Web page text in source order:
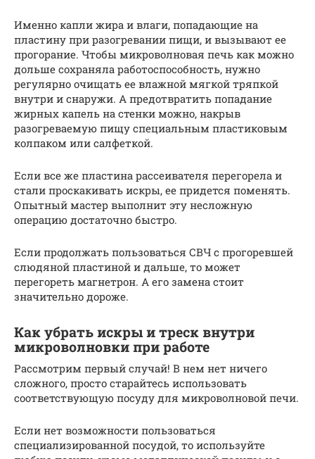
Именно капли жира и влаги, попадающие на
пластину при разогревании пищи, и вызывают ее
прогорание. Чтобы микроволновая печь как можно
дольше сохраняла работоспособность, нужно
регулярно очищать ее влажной мягкой тряпкой
внутри и снаружи. А предотвратить попадание
жирных капель на стенки можно, накрыв
разогреваемую пищу специальным пластиковым
колпаком или салфеткой.
Если все же пластина рассеивателя перегорела и
стали проскакивать искры, ее придется поменять.
Опытный мастер выполнит эту несложную
операцию достаточно быстро.
Если продолжать пользоваться СВЧ с прогоревшей
слюдяной пластиной и дальше, то может
перегореть магнетрон. А его замена стоит
значительно дороже.
Как убрать искры и треск внутри
микроволновки при работе
Рассмотрим первый случай! В нем нет ничего
сложного, просто старайтесь использовать
соответствующую посуду для микроволновой печи.
Если нет возможности пользоваться
специализированной посудой, то используйте